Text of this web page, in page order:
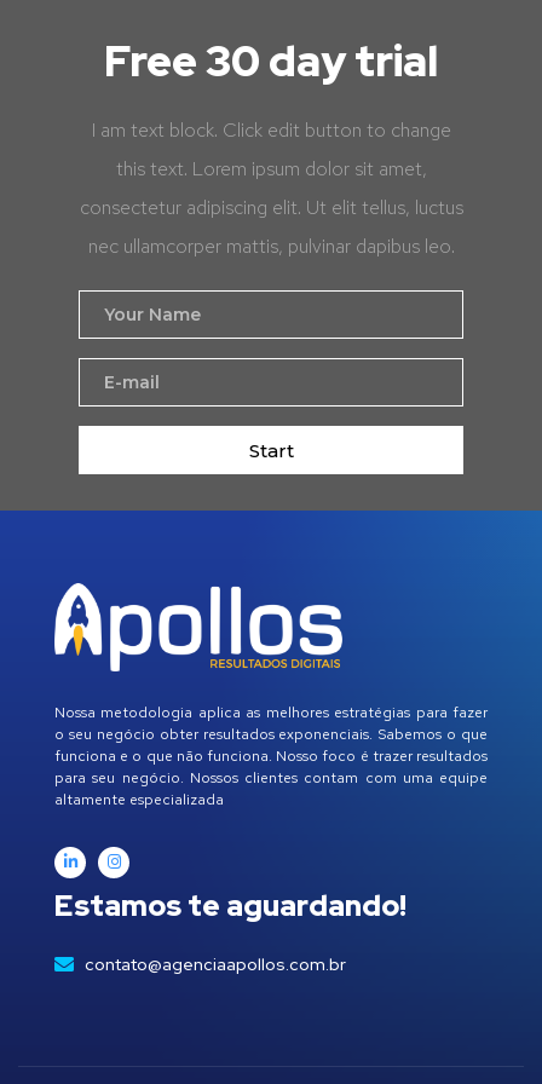
Free 30 day trial
I am text block. Click edit button to change
this text. Lorem ipsum dolor sit amet,
consectetur adipiscing elit. Ut elit tellus, luctus
nec ullamcorper mattis, pulvinar dapibus leo.
Start
Nossa metodologia aplica as melhores estratégias para fazer
o seu negócio obter resultados exponenciais. Sabemos o que
funciona e o que não funciona. Nosso foco é trazer resultados
para seu negócio. Nossos clientes contam com uma equipe
altamente especializada
Estamos te aguardando!
contato@agenciaapollos.com.br